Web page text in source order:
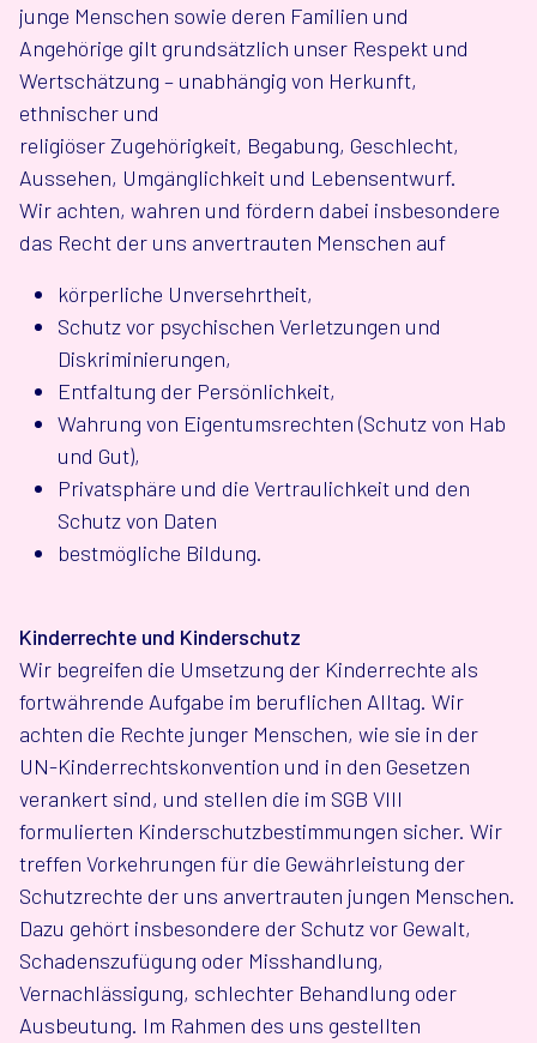
junge Menschen sowie deren Familien und
Angehörige gilt grundsätzlich unser Respekt und
Wertschätzung – unabhängig von Herkunft,
ethnischer und
religiöser Zugehörigkeit, Begabung, Geschlecht,
Aussehen, Umgänglichkeit und Lebensentwurf.
Wir achten, wahren und fördern dabei insbesondere
das Recht der uns anvertrauten Menschen auf
körperliche Unversehrtheit,
Schutz vor psychischen Verletzungen und
Diskriminierungen,
Entfaltung der Persönlichkeit,
Wahrung von Eigentumsrechten (Schutz von Hab
und Gut),
Privatsphäre und die Vertraulichkeit und den
Schutz von Daten
bestmögliche Bildung.
Kinderrechte und Kinderschutz
Wir begreifen die Umsetzung der Kinderrechte als
fortwährende Aufgabe im beruflichen Alltag. Wir
achten die Rechte junger Menschen, wie sie in der
UN-Kinderrechtskonvention und in den Gesetzen
verankert sind, und stellen die im SGB VIII
formulierten Kinderschutzbestimmungen sicher. Wir
treffen Vorkehrungen für die Gewährleistung der
Schutzrechte der uns anvertrauten jungen Menschen.
Dazu gehört insbesondere der Schutz vor Gewalt,
Schadenszufügung oder Misshandlung,
Vernachlässigung, schlechter Behandlung oder
Ausbeutung. Im Rahmen des uns gestellten